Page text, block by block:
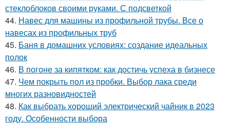
стеклоблоков своими руками. С подсветкой
44. Навес для машины из профильной трубы. Все о
навесах из профильных труб
45. Баня в домашних условиях: создание идеальных
полок
46. В погоне за кипятком: как достичь успеха в бизнесе
47. Чем покрыть пол из пробки. Выбор лака среди
многих разновидностей
48. Как выбрать хороший электрический чайник в 2023
году. Особенности выбора